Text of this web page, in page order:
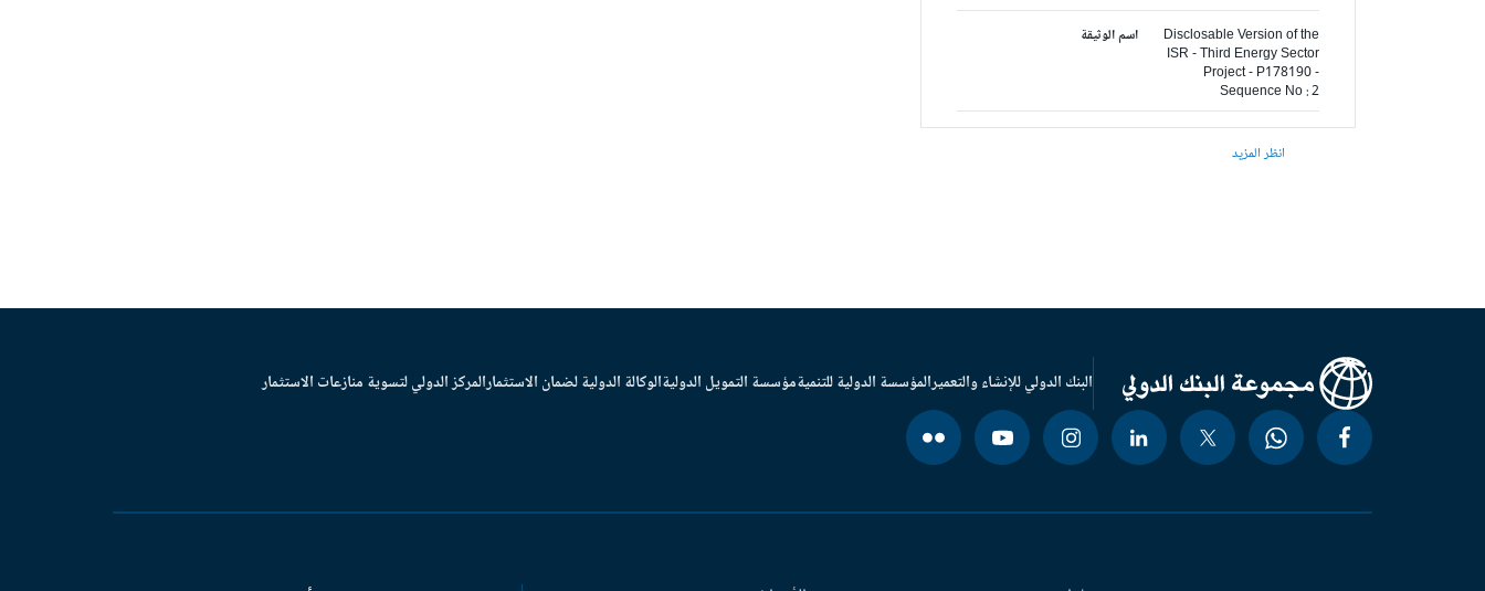
اسم الوثيقة
Disclosable Version of the
ISR - Third Energy Sector
Project - P178190 -
Sequence No : 2
انظر المزيد
البنك الدولي للإنشاء والتعميرالمؤسسة الدولية للتنميةمؤسسة التمويل الدوليةالوكالة الدولية لضمان الاستثمارالمركز الدولي لتسوية منازعات الاستثمار